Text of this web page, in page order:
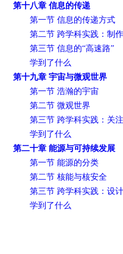
第十八章 信息的传递
第一节 信息的传递方式
第二节 跨学科实践：制
第三节 信息的“高速路”
学到了什么
第十九章 宇宙与微观世界
第一节 浩瀚的宇宙
第二节 微观世界
第三节 跨学科实践：关
学到了什么
第二十章 能源与可持续发展
第一节 能源的分类
第二节 核能与核安全
第三节 跨学科实践：设
学到了什么